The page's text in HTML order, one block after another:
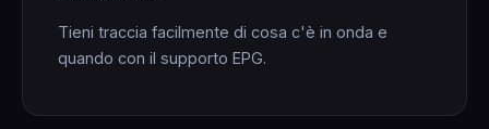
Tieni traccia facilmente di cosa c'è in onda e
quando con il supporto EPG.